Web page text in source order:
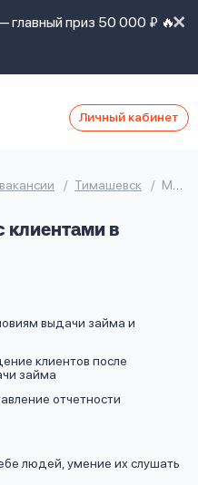
главный приз 50 000 ₽ 🔥
Личный кабинет
Тимашевск Менеджер по работе с клиентами
клиентами в
выдачи займа и
клиентов после
займа
отчетности
людей, умение их слушать